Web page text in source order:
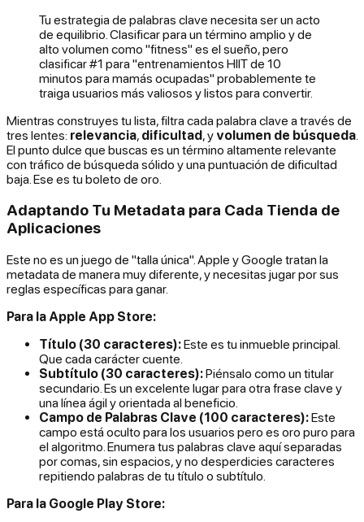
Tu estrategia de palabras clave necesita ser un acto
de equilibrio. Clasificar para un término amplio y de
alto volumen como "fitness" es el sueño, pero
clasificar #1 para "entrenamientos HIIT de 10
minutos para mamás ocupadas" probablemente te
traiga usuarios más valiosos y listos para convertir.
Mientras construyes tu lista, filtra cada palabra clave a través de
tres lentes: relevancia dificultad , y volumen de búsqueda
El punto dulce que buscas es un término altamente relevante
con tráfico de búsqueda sólido y una puntuación de dificultad
baja. Ese es tu boleto de oro.
Adaptando Tu Metadata para Cada Tienda de
Aplicaciones
Este no es un juego de "talla única". Apple y Google tratan la
metadata de manera muy diferente, y necesitas jugar por sus
reglas específicas para ganar.
Para la Apple App Store:
Título (30 caracteres):Este es tu inmueble principal.
Que cada carácter cuente.
Subtítulo (30 caracteres):Piénsalo como un titular
secundario. Es un excelente lugar para otra frase clave y
una línea ágil y orientada al beneficio.
Campo de Palabras Clave (100 caracteres):Este
campo está oculto para los usuarios pero es oro puro para
el algoritmo. Enumera tus palabras clave aquí separadas
por comas, sin espacios, y no desperdicies caracteres
repitiendo palabras de tu título o subtítulo.
Para la Google Play Store: